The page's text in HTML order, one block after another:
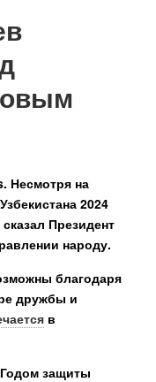
Несмотря на
2024
Президент
народу.
благодаря
дружбы и
в
защиты